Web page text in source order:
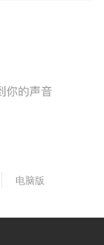
电脑版